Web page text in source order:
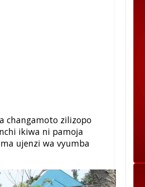
changamoto zilizopo
ikiwa ni pamoja
ujenzi wa vyumba